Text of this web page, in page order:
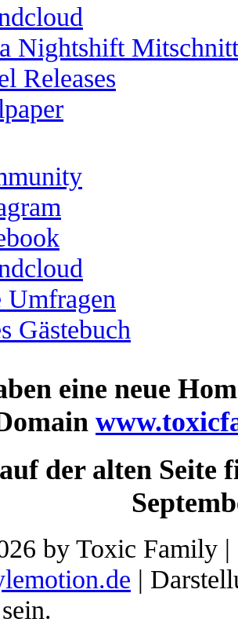
Nightshift
Releases
Umfragen
Gästebuch
eine neue
der alten Seite
by Toxic Family |
|